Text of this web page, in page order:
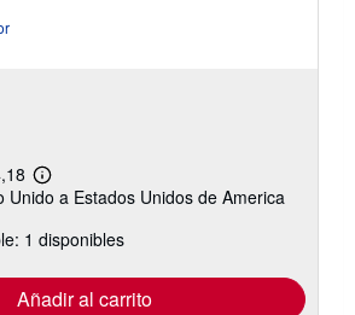
Más
información
las
tarifas
envío
Unido a Estados Unidos de America
1 disponibles
Añadir al carrito